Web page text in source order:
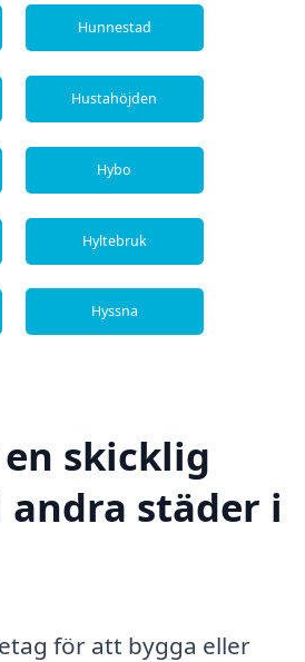
Hunnestad
Hustahöjden
Hybo
Hyltebruk
Hyssna
skicklig
städer i
för att bygga eller